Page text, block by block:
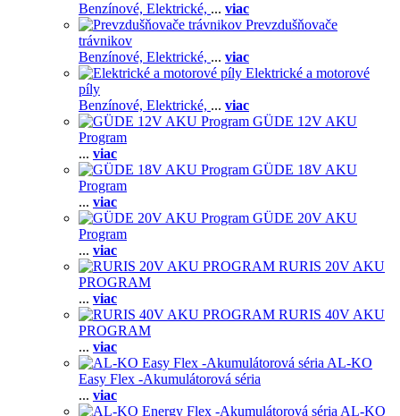
Benzínové, Elektrické, ... viac
Prevzdušňovače
trávnikov
Benzínové, Elektrické, ... viac
Elektrické a motorové
píly
Benzínové, Elektrické, ... viac
GÜDE 12V AKU
Program
... viac
GÜDE 18V AKU
Program
... viac
GÜDE 20V AKU
Program
... viac
RURIS 20V AKU
PROGRAM
... viac
RURIS 40V AKU
PROGRAM
... viac
AL-KO
Easy Flex -Akumulátorová séria
... viac
AL-KO